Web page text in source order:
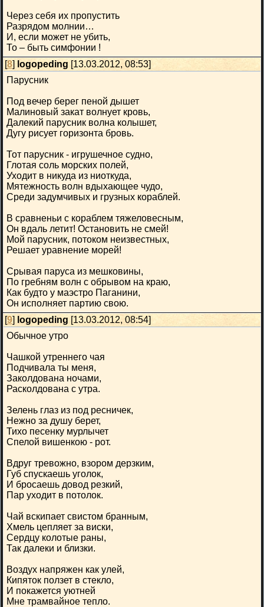
Через себя их пропустить
Разрядом молнии…
И, если может не убить,
То – быть симфонии !
[8] logopeding [13.03.2012, 08:53]
Парусник
Под вечер берег пеной дышет
Малиновый закат волнует кровь,
Далекий парусник волна колышет,
Дугу рисует горизонта бровь.
Тот парусник - игрушечное судно,
Глотая соль морских полей,
Уходит в никуда из ниоткуда,
Мятежность волн вдыхающее чудо,
Среди задумчивых и грузных кораблей.
В сравненьи с кораблем тяжеловесным,
Он вдаль летит! Остановить не смей!
Мой парусник, потоком неизвестных,
Решает уравнение морей!
Срывая паруса из мешковины,
По гребням волн с обрывом на краю,
Как будто у маэстро Паганини,
Он исполняет партию свою.
[9] logopeding [13.03.2012, 08:54]
Обычное утро
Чашкой утреннего чая
Подчивала ты меня,
Заколдована ночами,
Расколдована с утра.
Зелень глаз из под ресничек,
Нежно за душу берет,
Тихо песенку мурлычет
Спелой вишенкою - рот.
Вдруг тревожно, взором дерзким,
Губ спускаешь уголок,
И бросаешь довод резкий,
Пар уходит в потолок.
Чай вскипает свистом бранным,
Хмель цепляет за виски,
Сердцу колотые раны,
Так далеки и близки.
Воздух напряжен как улей,
Кипяток ползет в стекло,
И покажется уютней
Мне трамвайное тепло.